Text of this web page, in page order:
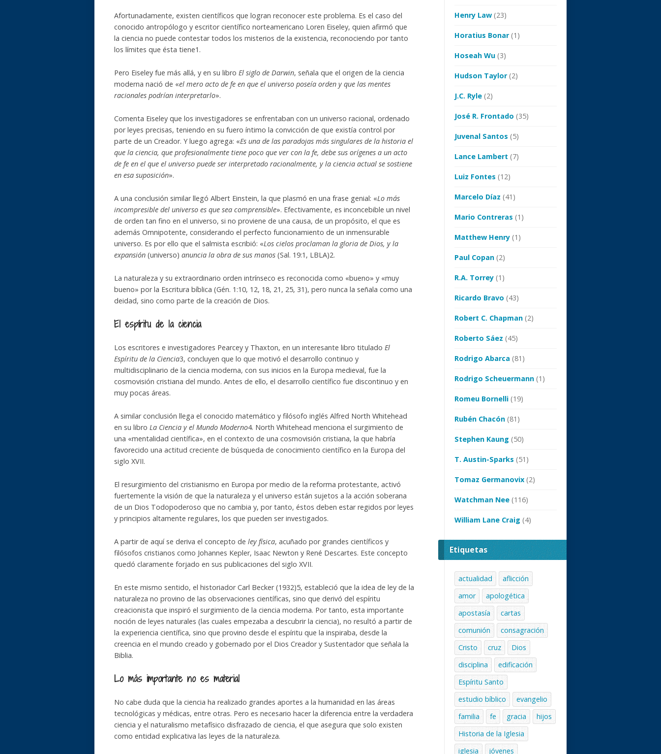
Afortunadamente, existen científicos que logran reconocer este problema. Es el caso del
conocido antropólogo y escritor científico norteamericano Loren Eiseley, quien afirmó que
la ciencia no puede contestar todos los misterios de la existencia, reconociendo por tanto
los límites que ésta tiene1.
Pero Eiseley fue más allá, y en su libro El siglo de Darwin, señala que el origen de la ciencia
moderna nació de «el mero acto de fe en que el universo poseía orden y que las mentes
racionales podrían interpretarlo».
Comenta Eiseley que los investigadores se enfrentaban con un universo racional, ordenado
por leyes precisas, teniendo en su fuero íntimo la convicción de que existía control por
parte de un Creador. Y luego agrega: «Es una de las paradojas más singulares de la historia el
que la ciencia, que profesionalmente tiene poco que ver con la fe, debe sus orígenes a un acto
de fe en el que el universo puede ser interpretado racionalmente, y la ciencia actual se sostiene
en esa suposición».
A una conclusión similar llegó Albert Einstein, la que plasmó en una frase genial: «Lo más
incompresible del universo es que sea comprensible». Efectivamente, es inconcebible un nivel
de orden tan fino en el universo, si no proviene de una causa, de un propósito, el que es
además Omnipotente, considerando el perfecto funcionamiento de un inmensurable
universo. Es por ello que el salmista escribió: «Los cielos proclaman la gloria de Dios, y la
expansión (universo) anuncia la obra de sus manos (Sal. 19:1, LBLA)2.
La naturaleza y su extraordinario orden intrínseco es reconocida como «bueno» y «muy
bueno» por la Escritura bíblica (Gén. 1:10, 12, 18, 21, 25, 31), pero nunca la señala como una
deidad, sino como parte de la creación de Dios.
El espíritu de la ciencia
Los escritores e investigadores Pearcey y Thaxton, en un interesante libro titulado El
Espíritu de la Ciencia3, concluyen que lo que motivó el desarrollo continuo y
multidisciplinario de la ciencia moderna, con sus inicios en la Europa medieval, fue la
cosmovisión cristiana del mundo. Antes de ello, el desarrollo científico fue discontinuo y en
muy pocas áreas.
A similar conclusión llega el conocido matemático y filósofo inglés Alfred North Whitehead
en su libro La Ciencia y el Mundo Moderno4. North Whitehead menciona el surgimiento de
una «mentalidad científica», en el contexto de una cosmovisión cristiana, la que habría
favorecido una actitud creciente de búsqueda de conocimiento científico en la Europa del
siglo XVII.
El resurgimiento del cristianismo en Europa por medio de la reforma protestante, activó
fuertemente la visión de que la naturaleza y el universo están sujetos a la acción soberana
de un Dios Todopoderoso que no cambia y, por tanto, éstos deben estar regidos por leyes
y principios altamente regulares, los que pueden ser investigados.
A partir de aquí se deriva el concepto de ley física, acuñado por grandes científicos y
filósofos cristianos como Johannes Kepler, Isaac Newton y René Descartes. Este concepto
quedó claramente forjado en sus publicaciones del siglo XVII.
En este mismo sentido, el historiador Carl Becker (1932)5, estableció que la idea de ley de la
naturaleza no provino de las observaciones científicas, sino que derivó del espíritu
creacionista que inspiró el surgimiento de la ciencia moderna. Por tanto, esta importante
noción de leyes naturales (las cuales empezaba a descubrir la ciencia), no resultó a partir de
la experiencia científica, sino que provino desde el espíritu que la inspiraba, desde la
creencia en el mundo creado y gobernado por el Dios Creador y Sustentador que señala la
Biblia.
Lo más importante no es material
No cabe duda que la ciencia ha realizado grandes aportes a la humanidad en las áreas
tecnológicas y médicas, entre otras. Pero es necesario hacer la diferencia entre la verdadera
ciencia y el naturalismo metafísico disfrazado de ciencia, el que asegura que solo existen
como entidad explicativa las leyes de la naturaleza.
Henry Law (23)
Horatius Bonar(1)
Hoseah Wu (3)
Hudson Taylor(2)
J.C. Ryle (2)
José R. Frontado (35)
Juvenal Santos (5)
Lance Lambert (7)
Luiz Fontes (12)
Marcelo Díaz (41)
Mario Contreras (1)
Matthew Henry (1)
Paul Copan (2)
R.A. Torrey (1)
Ricardo Bravo (43)
Robert C. Chapman (2)
Roberto Sáez (45)
Rodrigo Abarca (81)
Rodrigo Scheuermann (1)
Romeu Bornelli (19)
Rubén Chacón (81)
Stephen Kaung (50)
T. Austin-Sparks (51)
Tomaz Germanovix (2)
Watchman Nee (116)
William Lane Craig (4)
Etiquetas
actualidad
aflicción
amor
apologética
apostasía
cartas
comunión
consagración
Cristo
cruz
Dios
disciplina
edificación
Espíritu Santo
estudio bíblico
evangelio
familia
fe gracia
hijos
Historia de la Iglesia
iglesia
jóvenes